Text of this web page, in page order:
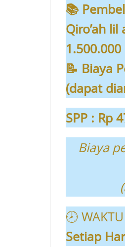
📚
Qiro’ah
1.500.000
📝 Biaya
(dapat
SPP : Rp
Biaya
🕗
Setiap